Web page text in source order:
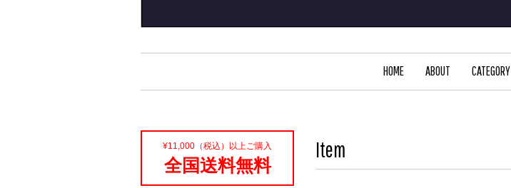
HOME ABOUT CATEGORY
Item
¥11,000（税込）以上ご購入
全国送料無料